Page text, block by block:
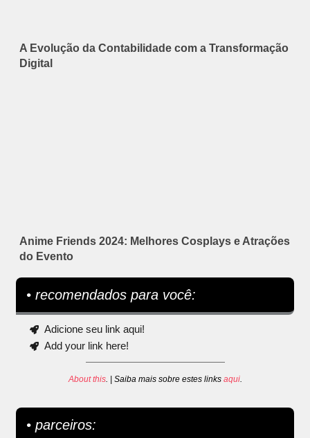
A Evolução da Contabilidade com a Transformação
Digital
Anime Friends 2024: Melhores Cosplays e Atrações
do Evento
• recomendados para você:
Adicione seu link aqui!
Add your link here!
About this. | Saiba mais sobre estes links aqui.
• parceiros: